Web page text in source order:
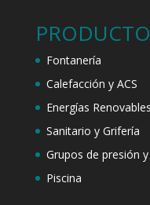
Fontanería
Calefacción y ACS
Energías Renovables
Sanitario y Grifería
Grupos de presión
Piscina